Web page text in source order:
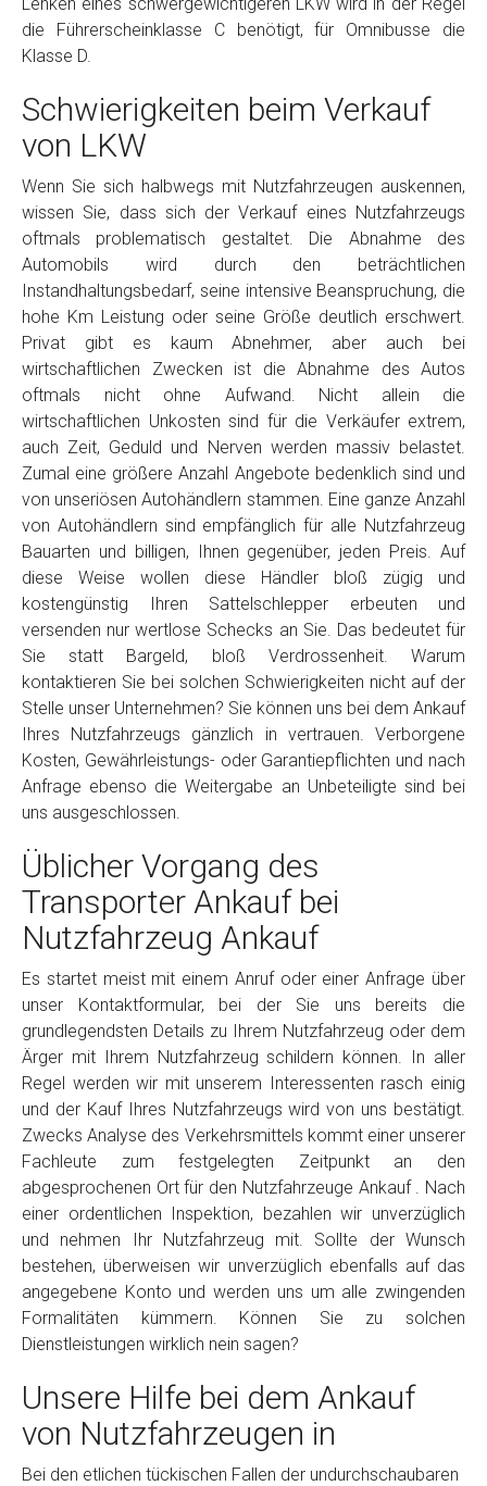
die Führerscheinklasse C benötigt, für Omnibusse die
Klasse D.
Schwierigkeiten beim Verkauf
von LKW
Wenn Sie sich halbwegs mit Nutzfahrzeugen auskennen,
wissen Sie, dass sich der Verkauf eines Nutzfahrzeugs
oftmals problematisch gestaltet. Die Abnahme des
Automobils wird durch den beträchtlichen
Instandhaltungsbedarf, seine intensive Beanspruchung, die
hohe Km Leistung oder seine Größe deutlich erschwert.
Privat gibt es kaum Abnehmer, aber auch bei
wirtschaftlichen Zwecken ist die Abnahme des Autos
oftmals nicht ohne Aufwand. Nicht allein die
wirtschaftlichen Unkosten sind für die Verkäufer extrem,
auch Zeit, Geduld und Nerven werden massiv belastet.
Zumal eine größere Anzahl Angebote bedenklich sind und
von unseriösen Autohändlern stammen. Eine ganze Anzahl
von Autohändlern sind empfänglich für alle Nutzfahrzeug
Bauarten und billigen, Ihnen gegenüber, jeden Preis. Auf
diese Weise wollen diese Händler bloß zügig und
kostengünstig Ihren Sattelschlepper erbeuten und
versenden nur wertlose Schecks an Sie. Das bedeutet für
Sie statt Bargeld, bloß Verdrossenheit. Warum
kontaktieren Sie bei solchen Schwierigkeiten nicht auf der
Stelle unser Unternehmen? Sie können uns bei dem Ankauf
Ihres Nutzfahrzeugs gänzlich in vertrauen. Verborgene
Kosten, Gewährleistungs- oder Garantiepflichten und nach
Anfrage ebenso die Weitergabe an Unbeteiligte sind bei
uns ausgeschlossen.
Üblicher Vorgang des
Transporter Ankauf bei
Nutzfahrzeug Ankauf
Es startet meist mit einem Anruf oder einer Anfrage über
unser Kontaktformular, bei der Sie uns bereits die
grundlegendsten Details zu Ihrem Nutzfahrzeug oder dem
Ärger mit Ihrem Nutzfahrzeug schildern können. In aller
Regel werden wir mit unserem Interessenten rasch einig
und der Kauf Ihres Nutzfahrzeugs wird von uns bestätigt.
Zwecks Analyse des Verkehrsmittels kommt einer unserer
Fachleute zum festgelegten Zeitpunkt an den
abgesprochenen Ort für den Nutzfahrzeuge Ankauf . Nach
einer ordentlichen Inspektion, bezahlen wir unverzüglich
und nehmen Ihr Nutzfahrzeug mit. Sollte der Wunsch
bestehen, überweisen wir unverzüglich ebenfalls auf das
angegebene Konto und werden uns um alle zwingenden
Formalitäten kümmern. Können Sie zu solchen
Dienstleistungen wirklich nein sagen?
Unsere Hilfe bei dem Ankauf
von Nutzfahrzeugen in
Bei den etlichen tückischen Fallen der undurchschaubaren